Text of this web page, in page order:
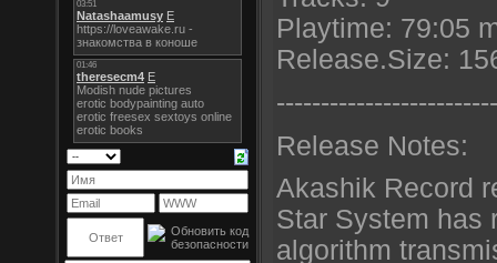
Playtime: 79:05
Release.Size:
----------------------
Release Notes:
Akashik Record
Star System has
algorithm